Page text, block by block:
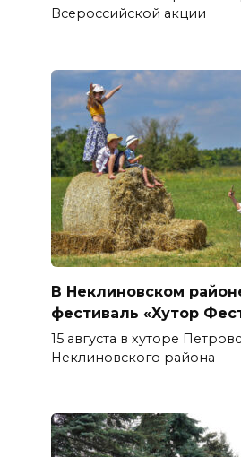
Всероссийской акции
В Неклиновском
фестиваль «Хутор
15 августа в хуторе
Неклиновского района